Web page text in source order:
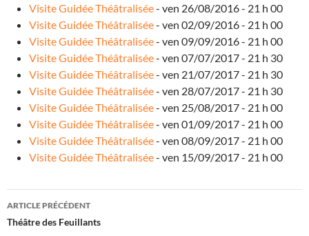
l
l
o
n
v
é
n
e
m
e
t
s
Visite Guidée Théâtralisée- ven 26/08/2016 - 21 h 00
Visite Guidée Théâtralisée- ven 02/09/2016 - 21 h 00
Visite Guidée Théâtralisée- ven 09/09/2016 - 21 h 00
Visite Guidée Théâtralisée- ven 07/07/2017 - 21 h 30
Visite Guidée Théâtralisée- ven 21/07/2017 - 21 h 30
Visite Guidée Théâtralisée- ven 28/07/2017 - 21 h 30
Visite Guidée Théâtralisée- ven 25/08/2017 - 21 h 00
Visite Guidée Théâtralisée- ven 01/09/2017 - 21 h 00
Visite Guidée Théâtralisée- ven 08/09/2017 - 21 h 00
Visite Guidée Théâtralisée- ven 15/09/2017 - 21 h 00
Navigation
des
ARTICLE PRÉCÉDENT
Théâtre des Feuillants